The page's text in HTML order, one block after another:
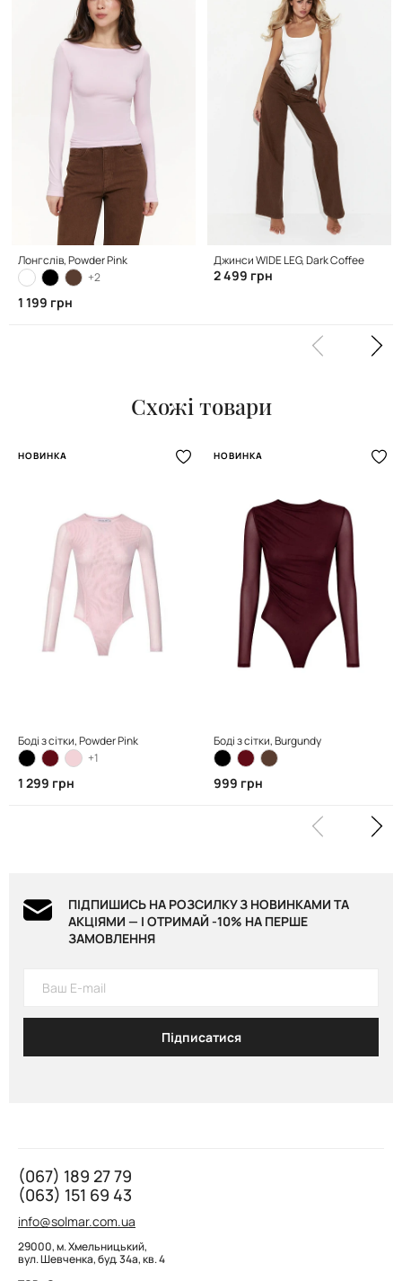
Лонгслів, Powder Pink
+2
1 199 грн
Джинси WIDE LEG, Dark Coffee
2 499 грн
Схожі товари
НОВИНКА
Боді з сітки, Powder Pink
+1
1 299 грн
НОВИНКА
Боді з сітки, Burgundy
999 грн
ПІДПИШИСЬ НА РОЗСИЛКУ З НОВИНКАМИ ТА
АКЦІЯМИ — І ОТРИМАЙ -10% НА ПЕРШЕ
ЗАМОВЛЕННЯ
Підписатися
(067) 189 27 79
(063) 151 69 43
info@solmar.com.ua
29000, м. Хмельницький,
вул. Шевченка, буд. 34а, кв. 4